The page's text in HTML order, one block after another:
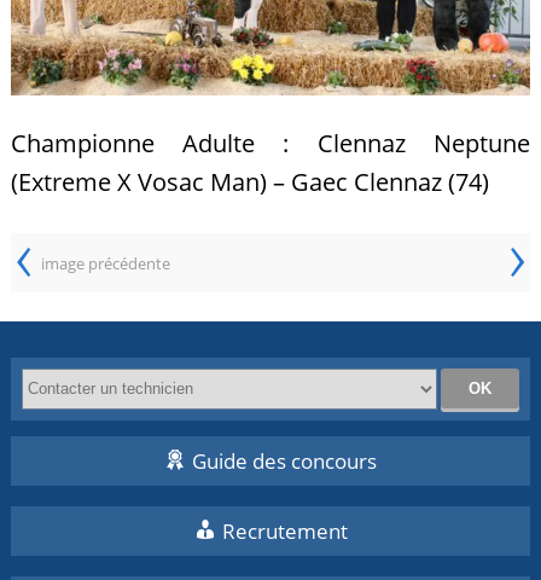
Championne Adulte : Clennaz Neptune
(Extreme X Vosac Man) – Gaec Clennaz (74)
‹ image précédente ›
Guide des concours
Recrutement